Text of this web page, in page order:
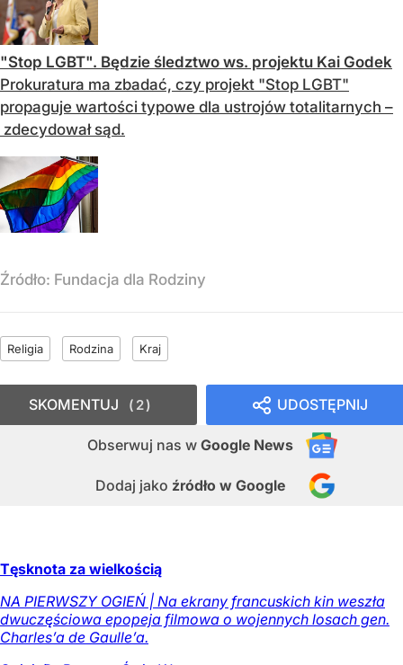
"Stop LGBT". Będzie śledztwo ws. projektu Kai Godek
Prokuratura ma zbadać, czy projekt "Stop LGBT"
propaguje wartości typowe dla ustrojów totalitarnych –
zdecydował sąd.
Źródło: Fundacja dla Rodziny
Religia Rodzina Kraj
UDOSTĘPNIJ
Obserwuj nas w Google News
Dodaj jako źródło w Google
SKOMENTUJ 2
Tęsknota za wielkością
NA PIERWSZY OGIEŃ | Na ekrany francuskich kin weszła
dwuczęściowa epopeja filmowa o wojennych losach gen.
Charles’a de Gaulle’a.